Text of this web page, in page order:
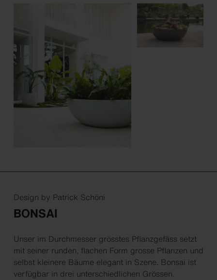
Design by Patrick Schöni
BONSAI
Unser im Durchmesser grösstes Pflanzgefäss setzt
mit seiner runden, flachen Form grosse Pflanzen und
selbst kleinere Bäume elegant in Szene. Bonsai ist
verfügbar in drei unterschiedlichen Grössen.